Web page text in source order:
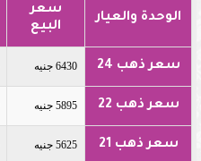
الوحدة والعيار
سعر
البيع
سعر ذهب 24 6430 جنيه
سعر ذهب 22 5895 جنيه
سعر ذهب 21 5625 جنيه